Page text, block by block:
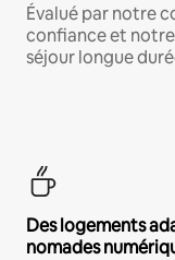
Évalué par notre
confiance et
séjour longue
Des logements
nomades